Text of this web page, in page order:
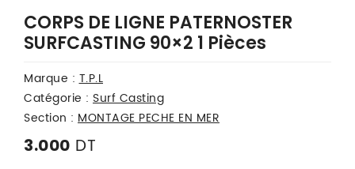
CORPS DE LIGNE PATERNOSTER
SURFCASTING 90×2 1 Pièces
Marque :T.P.L
Catégorie : Surf Casting
Section : MONTAGE PECHE EN MER
3.000 DT